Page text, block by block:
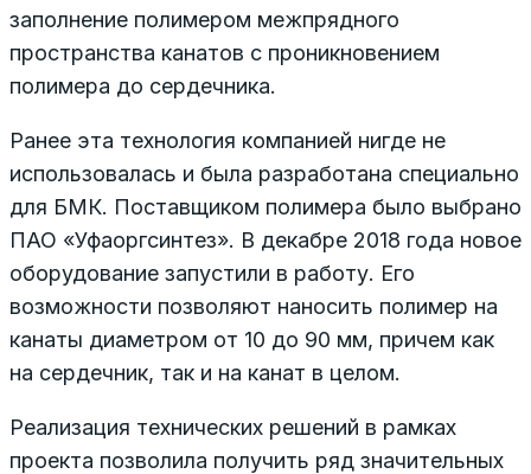
заполнение полимером межпрядного
пространства канатов с проникновением
полимера до сердечника.
Ранее эта технология компанией нигде не
использовалась и была разработана специально
для БМК. Поставщиком полимера было выбрано
ПАО «Уфаоргсинтез». В декабре 2018 года новое
оборудование запустили в работу. Его
возможности позволяют наносить полимер на
канаты диаметром от 10 до 90 мм, причем как
на сердечник, так и на канат в целом.
Реализация технических решений в рамках
проекта позволила получить ряд значительных